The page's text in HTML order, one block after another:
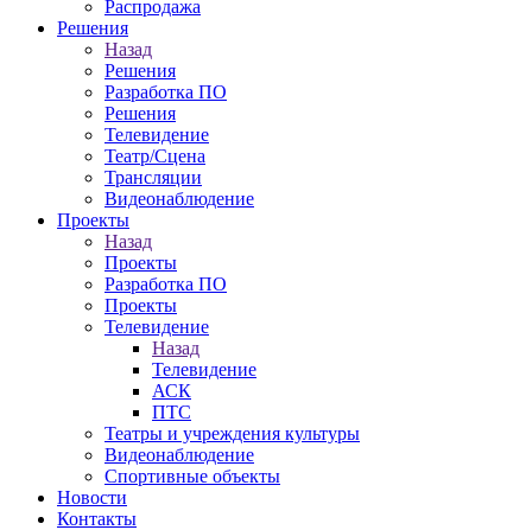
Распродажа
Решения
Назад
Решения
Разработка ПО
Решения
Телевидение
Театр/Сцена
Трансляции
Видеонаблюдение
Проекты
Назад
Проекты
Разработка ПО
Проекты
Телевидение
Назад
Телевидение
АСК
ПТС
Театры и учреждения культуры
Видеонаблюдение
Спортивные объекты
Новости
Контакты